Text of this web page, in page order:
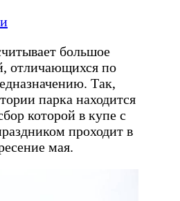
большое
отличающихся по
Так,
парка находится
которой в купе с
проходит в
мая.